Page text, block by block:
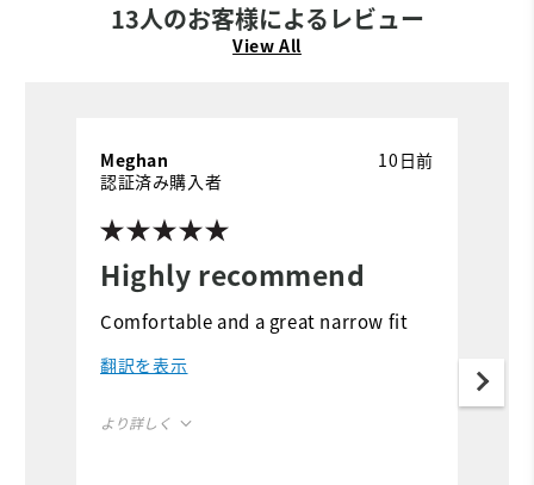
13人のお客様によるレビュー
View All
Highly recommend
10日前
Meghan
認証済み購入者
Comfortable and a great narrow fit
翻訳を表示
より詳しく